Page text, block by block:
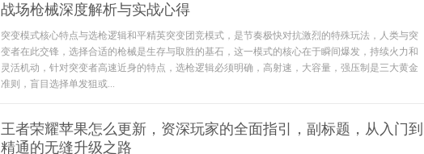
战场枪械深度解析与实战心得
突变模式核心特点与选枪逻辑和平精英突变团竞模式，是节奏极快对抗激烈的特殊玩法，人类与突
变者在此交锋，选择合适的枪械是生存与取胜的基石，这一模式的核心在于瞬间爆发，持续火力和
灵活机动，针对突变者高速近身的特点，选枪逻辑必须明确，高射速，大容量，强压制是三大黄金
准则，盲目选择单发狙或...
王者荣耀苹果怎么更新，资深玩家的全面指引，副标题，从入门到
精通的无缝升级之路